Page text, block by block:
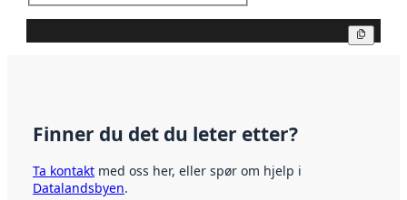
Finner du det du leter etter?
Ta kontakt med oss her, eller spør om hjelp i
Datalandsbyen.